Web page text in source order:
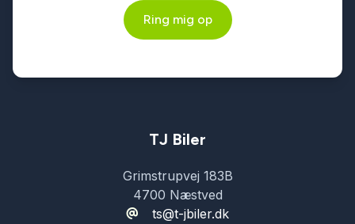
Ring mig op
TJ Biler
Grimstrupvej 183B
4700 Næstved
ts@t-jbiler.dk